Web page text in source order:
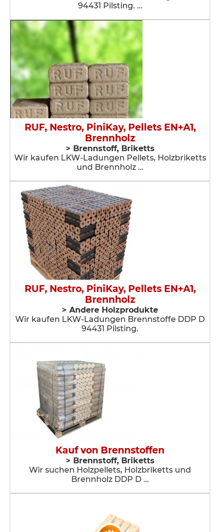
94431 Pilsting. …
RUF, Nestro, PiniKay, Pellets EN+A1,
Brennholz
> Brennstoff, Briketts
Wir kaufen LKW-Ladungen Pellets, Holzbriketts
und Brennholz …
RUF, Nestro, PiniKay, Pellets EN+A1,
Brennholz
> Andere Holzprodukte
Wir kaufen LKW-Ladungen Brennstoffe DDP D
94431 Pilsting.
Kauf von Brennstoffen
> Brennstoff, Briketts
Wir suchen Holzpellets, Holzbriketts und
Brennholz DDP D …